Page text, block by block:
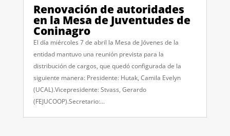
Renovación de autoridades
en la Mesa de Juventudes de
Coninagro
El día miércoles 7 de abril la Mesa de Jóvenes de la
entidad mantuvo una reunión prevista para la
distribución de cargos, que quedó configurada de la
siguiente manera: Presidente: Hutak, Camila Evelyn
(UCAL).Vicepresidente: Stvass, Gerardo
(FEJUCOOP).Secretario:...